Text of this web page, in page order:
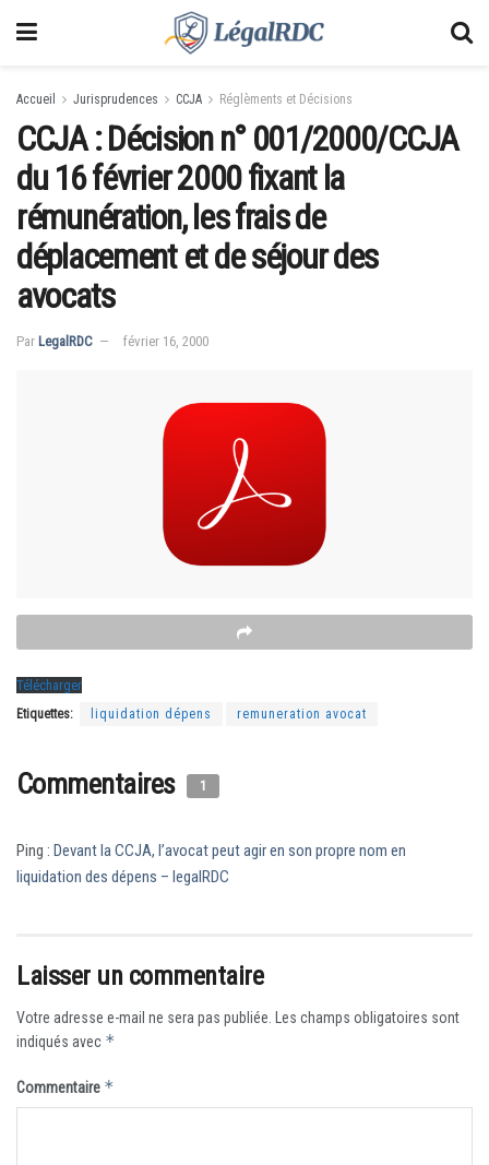
Accueil Jurisprudences CCJA Réglèments et Décisions
CCJA : Décision n° 001/2000/CCJA
du 16 février 2000 fixant la
rémunération, les frais de
déplacement et de séjour des
avocats
Par LegalRDC février 16, 2000
Télécharger
Etiquettes: liquidation dépens remuneration avocat
Commentaires 1
Ping : Devant la CCJA, l’avocat peut agir en son propre nom en
liquidation des dépens – legalRDC
Laisser un commentaire
Votre adresse e-mail ne sera pas publiée.
Les champs obligatoires sont
indiqués avec *
Commentaire *